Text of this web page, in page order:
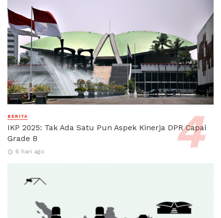
BERITA
IKP 2025: Tak Ada Satu Pun Aspek Kinerja DPR Capai
Grade B
6 hari ago